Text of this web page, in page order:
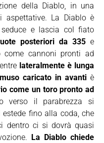
della Diablo, in una
aspettative. La Diablo è
seduce e lascia col fiato
posteriori da 335 e
cannoni pronti ad
lateralmente è lunga
muso caricato in avanti è
come un toro pronto ad
verso il parabrezza si
fino alla coda, che
dentro ci si dovrà quasi
La Diablo chiede